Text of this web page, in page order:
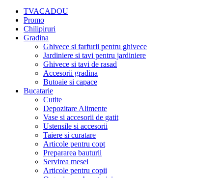
TVACADOU
Promo
Chilipiruri
Gradina
Ghivece si farfurii pentru ghivece
Jardiniere si tavi pentru jardiniere
Ghivece si tavi de rasad
Accesorii gradina
Butoaie si capace
Bucatarie
Cutite
Depozitare Alimente
Vase si accesorii de gatit
Ustensile si accesorii
Taiere si curatare
Articole pentru copt
Prepararea bauturii
Servirea mesei
Articole pentru copii